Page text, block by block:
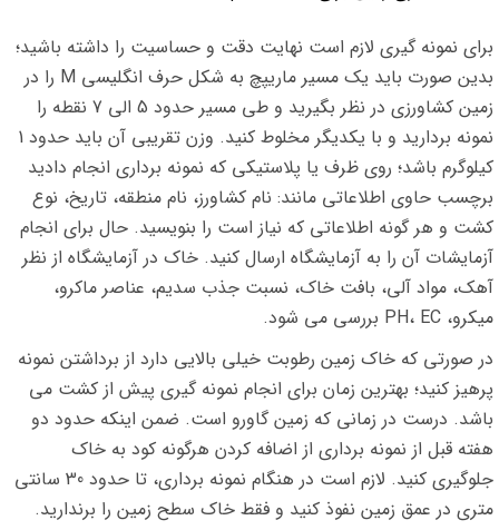
برای نمونه گیری لازم است نهایت دقت و حساسیت را داشته باشید؛
بدین صورت باید یک مسیر ماریپچ به شکل حرف انگلیسی M را در
زمین کشاورزی در نظر بگیرید و طی مسیر حدود 5 الی 7 نقطه را
نمونه بردارید و با یکدیگر مخلوط کنید. وزن تقریبی آن باید حدود 1
کیلوگرم باشد؛ روی ظرف یا پلاستیکی که نمونه برداری انجام دادید
برچسب حاوی اطلاعاتی مانند: نام کشاورز، نام منطقه، تاریخ، نوع
کشت و هر گونه اطلاعاتی که نیاز است را بنویسید. حال برای انجام
آزمایشات آن را به آزمایشگاه ارسال کنید. خاک در آزمایشگاه از نظر
آهک، مواد آلی، بافت خاک، نسبت جذب سدیم، عناصر ماکرو،
میکرو، PH، EC بررسی می شود.
در صورتی که خاک زمین رطوبت خیلی بالایی دارد از برداشتن نمونه
پرهیز کنید؛ بهترین زمان برای انجام نمونه گیری پیش از کشت می
باشد. درست در زمانی که زمین گاورو است. ضمن اینکه حدود دو
هفته قبل از نمونه برداری از اضافه کردن هرگونه کود به خاک
جلوگیری کنید. لازم است در هنگام نمونه برداری، تا حدود 30 سانتی
متری در عمق زمین نفوذ کنید و فقط خاک سطح زمین را برندارید.